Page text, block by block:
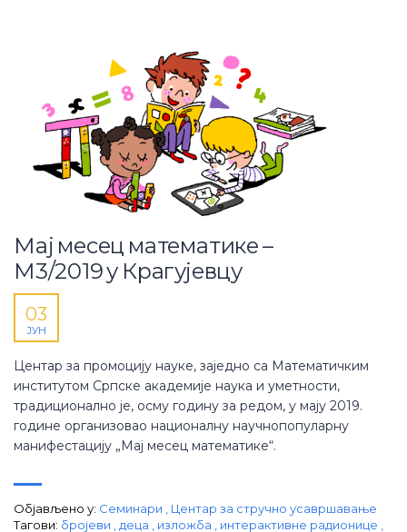
Мај месец математике –
М3/2019 у Крагујевцу
03
ЈУН
Центар за промоцију науке, заједно са Математичким
институтом Српске академије наука и уметности,
традиционално je, осму годину за редом, у мају 2019.
године организовао националну научнопопуларну
манифестацију „Мај месец математике“.
Објављено у: Семинари
Центар за стручно усавршавање
Тагови: бројеви деца изложба интерактивне радионице